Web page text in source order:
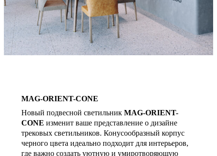
MAG-ORIENT-CONE
Новый подвесной светильник MAG-ORIENT-
CONE изменит ваше представление о дизайне
трековых светильников. Конусообразный корпус
черного цвета идеально подходит для интерьеров,
где важно создать уютную и умиротворяющую